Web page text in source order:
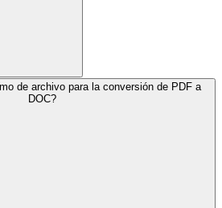
de archivo para la conversión de PDF a
DOC?